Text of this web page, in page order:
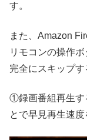
す。
また、Amazon
リモコンの操作
完全にスキップす
①録画番組再生す
とで早見再生速度